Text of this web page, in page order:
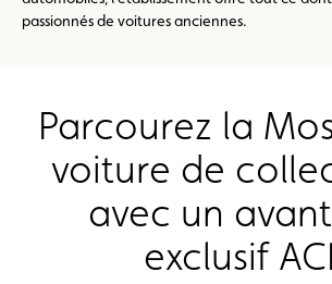
passionnés de voitures anciennes.
Parcourez la
voiture de
avec un
exclusif